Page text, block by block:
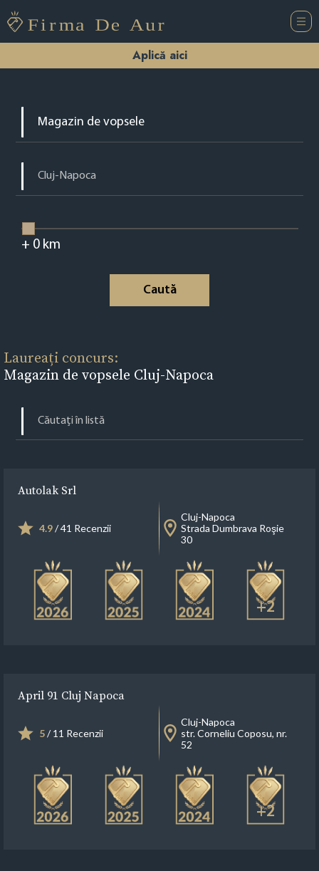
Aplică aici
+ 0km
Caută
Laureați concurs:
Magazin de vopsele Cluj-Napoca
Autolak Srl
4.9/ 41 Recenzii
Cluj-Napoca
Strada Dumbrava Roşie
30
+2
April 91 Cluj Napoca
5/ 11 Recenzii
Cluj-Napoca
str. Corneliu Coposu, nr.
52
+2